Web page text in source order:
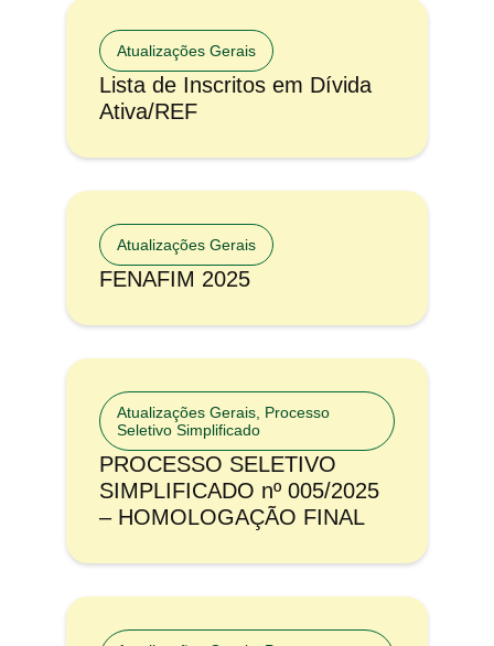
Atualizações Gerais
Lista de Inscritos em Dívida
Ativa/REF
Atualizações Gerais
FENAFIM 2025
Atualizações Gerais Processo
Seletivo Simplificado
PROCESSO SELETIVO
SIMPLIFICADO nº 005/2025
– HOMOLOGAÇÃO FINAL